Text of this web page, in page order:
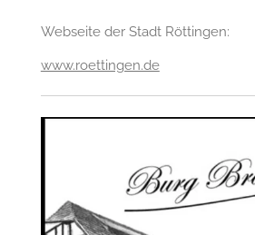
Webseite der Stadt Röttingen:
www.roettingen.de